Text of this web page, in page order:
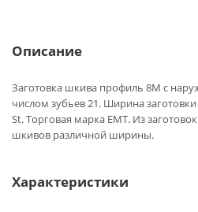
Описание
Заготовка шкива профиль 8M с
числом зубьев 21. Ширина
St. Торговая марка EMT. Из
шкивов различной ширины.
Характеристики